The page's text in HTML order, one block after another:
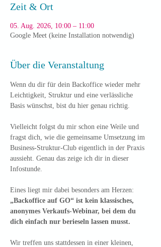
Zeit & Ort
05. Aug. 2026, 10:00 – 11:00
Google Meet (keine Installation notwendig)
Über die Veranstaltung
Wenn du dir für dein Backoffice wieder mehr
Leichtigkeit, Struktur und eine verlässliche
Basis wünschst, bist du hier genau richtig.
Vielleicht folgst du mir schon eine Weile und
fragst dich, wie die gemeinsame Umsetzung im
Business-Struktur-Club eigentlich in der Praxis
aussieht. Genau das zeige ich dir in dieser
Infostunde.
Eines liegt mir dabei besonders am Herzen:
„Backoffice auf GO“ ist kein klassisches,
anonymes Verkaufs-Webinar, bei dem du
dich einfach nur berieseln lassen musst.
Wir treffen uns stattdessen in einer kleinen,